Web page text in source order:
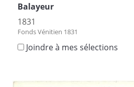
Balayeur
1831
Fonds Vénitien 1831
Joindre à mes sélections